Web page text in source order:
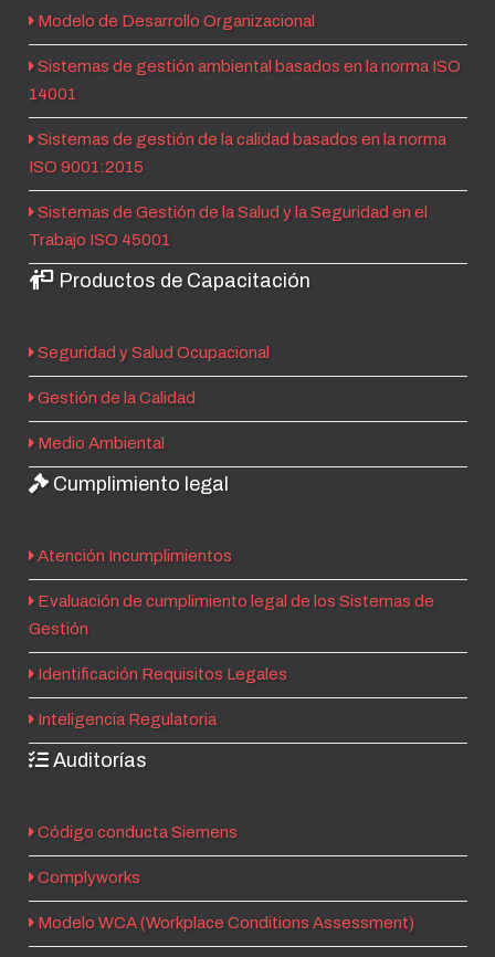
Modelo de Desarrollo Organizacional
Sistemas de gestión ambiental basados en la norma ISO
14001
Sistemas de gestión de la calidad basados en la norma
ISO 9001:2015
Sistemas de Gestión de la Salud y la Seguridad en el
Trabajo ISO 45001
Productos de Capacitación
Seguridad y Salud Ocupacional
Gestión de la Calidad
Medio Ambiental
Cumplimiento legal
Atención Incumplimientos
Evaluación de cumplimiento legal de los Sistemas de
Gestión
Identificación Requisitos Legales
Inteligencia Regulatoria
Auditorías
Código conducta Siemens
Complyworks
Modelo WCA (Workplace Conditions Assessment)